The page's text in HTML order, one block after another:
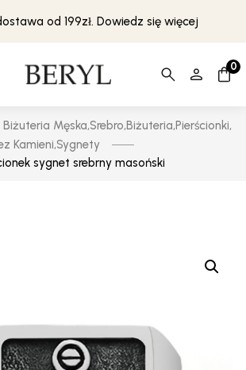
od 199zł. Dowiedz się więcej
0
Biżuteria Męska,Srebro,Biżuteria,Pierścionki,
Kamieni,Sygnety
sygnet srebrny masoński